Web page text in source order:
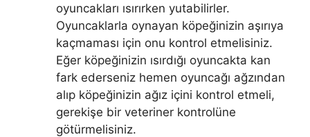
oyuncakları ısırırken yutabilirler.
Oyuncaklarla oynayan köpeğinizin aşırıya
kaçmaması için onu kontrol etmelisiniz.
Eğer köpeğinizin ısırdığı oyuncakta kan
fark ederseniz hemen oyuncağı ağzından
alıp köpeğinizin ağız içini kontrol etmeli,
gerekişe bir veteriner kontrolüne
götürmelisiniz.